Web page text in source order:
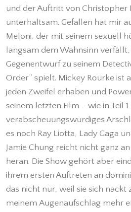
und der Auftritt von Christopher
unterhaltsam. Gefallen hat mir
Meloni, der mit seinem sexuell
langsam dem Wahnsinn verfällt,
Gegenentwurf zu seinem
Order“ spielt. Mickey Rourke ist
jeden Zweifel erhaben und
seinem letzten Film – wie in Teil
verabscheuungswürdiges
es noch Ray Liotta, Lady Gaga
Jamie Chung reicht nicht ganz
heran. Die Show gehört aber
ihrem ersten Auftreten an
das nicht nur, weil sie sich nackt
meinem Augenaufschlag mehr